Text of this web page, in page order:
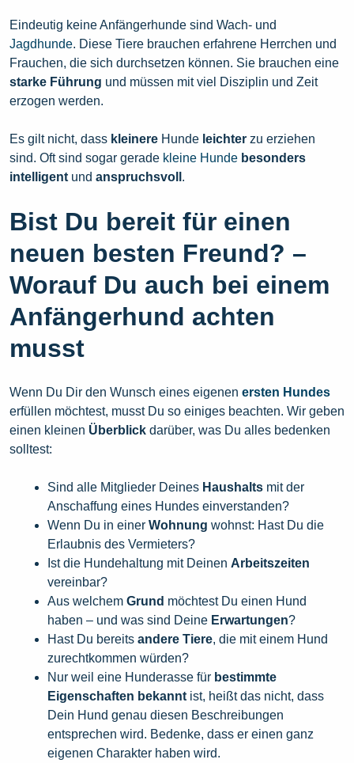
Eindeutig keine Anfängerhunde sind Wach- und
Jagdhunde. Diese Tiere brauchen erfahrene Herrchen und
Frauchen, die sich durchsetzen können. Sie brauchen eine
starke Führung und müssen mit viel Disziplin und Zeit
erzogen werden.
Es gilt nicht, dass kleinere Hunde leichter zu erziehen
sind. Oft sind sogar gerade kleine Hunde besonders
intelligent und anspruchsvoll .
Bist Du bereit für einen
neuen besten Freund? –
Worauf Du auch bei einem
Anfängerhund achten
musst
Wenn Du Dir den Wunsch eines eigenen ersten Hundes
erfüllen möchtest, musst Du so einiges beachten. Wir geben
einen kleinen Überblick darüber, was Du alles bedenken
solltest:
Sind alle Mitglieder Deines Haushalts mit der
Anschaffung eines Hundes einverstanden?
Wenn Du in einer Wohnung wohnst: Hast Du die
Erlaubnis des Vermieters?
Ist die Hundehaltung mit Deinen Arbeitszeiten
vereinbar?
Aus welchem Grund möchtest Du einen Hund
haben – und was sind Deine Erwartungen?
Hast Du bereits andere Tiere, die mit einem Hund
zurechtkommen würden?
Nur weil eine Hunderasse für bestimmte
Eigenschaften bekannt ist, heißt das nicht, dass
Dein Hund genau diesen Beschreibungen
entsprechen wird. Bedenke, dass er einen ganz
eigenen Charakter haben wird.